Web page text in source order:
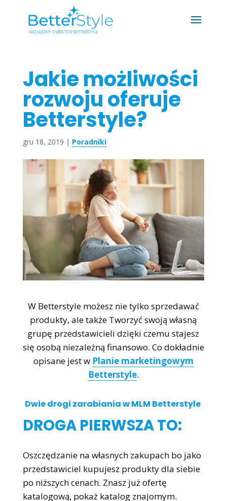
Jakie możliwości
rozwoju oferuje
Betterstyle?
gru 18, 2019 | Poradniki
W Betterstyle możesz nie tylko sprzedawać
produkty, ale także Tworzyć swoją własną
grupę przedstawicieli dzięki czemu stajesz
się osobą niezależną finansowo. Co dokładnie
opisane jest w Planie marketingowym
Betterstyle.
Dwie drogi zarabiania w MLM Betterstyle
DROGA PIERWSZA TO:
Oszczędzanie na własnych zakupach bo jako
przedstawiciel kupujesz produkty dla siebie
po niższych cenach. Znasz już ofertę
katalogową, pokaż katalog znajomym.